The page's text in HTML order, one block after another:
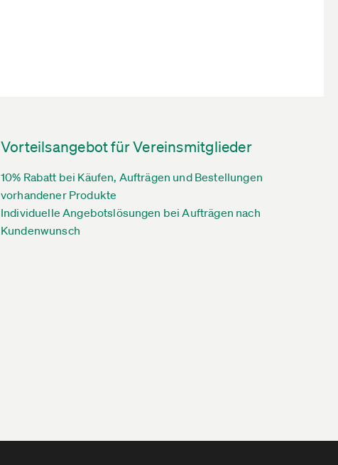
Vorteilsangebot für Vereinsmitglieder
10% Rabatt bei Käufen, Aufträgen und Bestellungen
vorhandener Produkte
Individuelle Angebotslösungen bei Aufträgen nach
Kundenwunsch